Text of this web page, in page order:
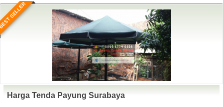
SELLER
Harga Tenda Payung Surabaya